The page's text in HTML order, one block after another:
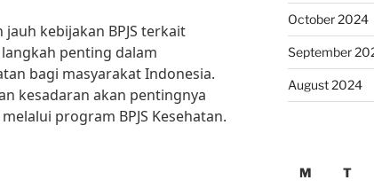
kebijakan BPJS terkait
penting dalam
bagi masyarakat Indonesia.
kesadaran akan pentingnya
program BPJS Kesehatan.
October 2024
September
August 2024
M
T